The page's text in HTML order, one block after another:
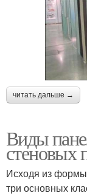
читать дальше →
Виды
стеновых
Исходя из формы
три основных